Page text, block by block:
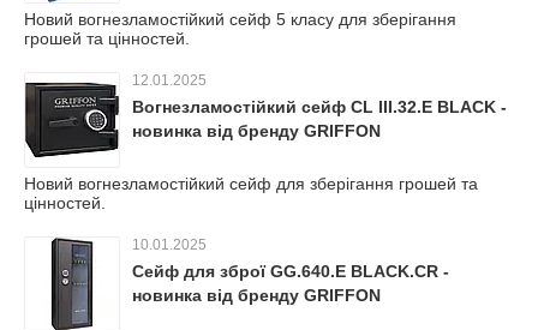
Новий вогнезламостійкий сейф 5 класу для зберігання
грошей та цінностей.
12.01.2025
Вогнезламостійкий сейф CL III.32.E BLACK -
новинка від бренду GRIFFON
Новий вогнезламостійкий сейф для зберігання грошей та
цінностей.
10.01.2025
Сейф для зброї GG.640.E BLACK.CR -
новинка від бренду GRIFFON